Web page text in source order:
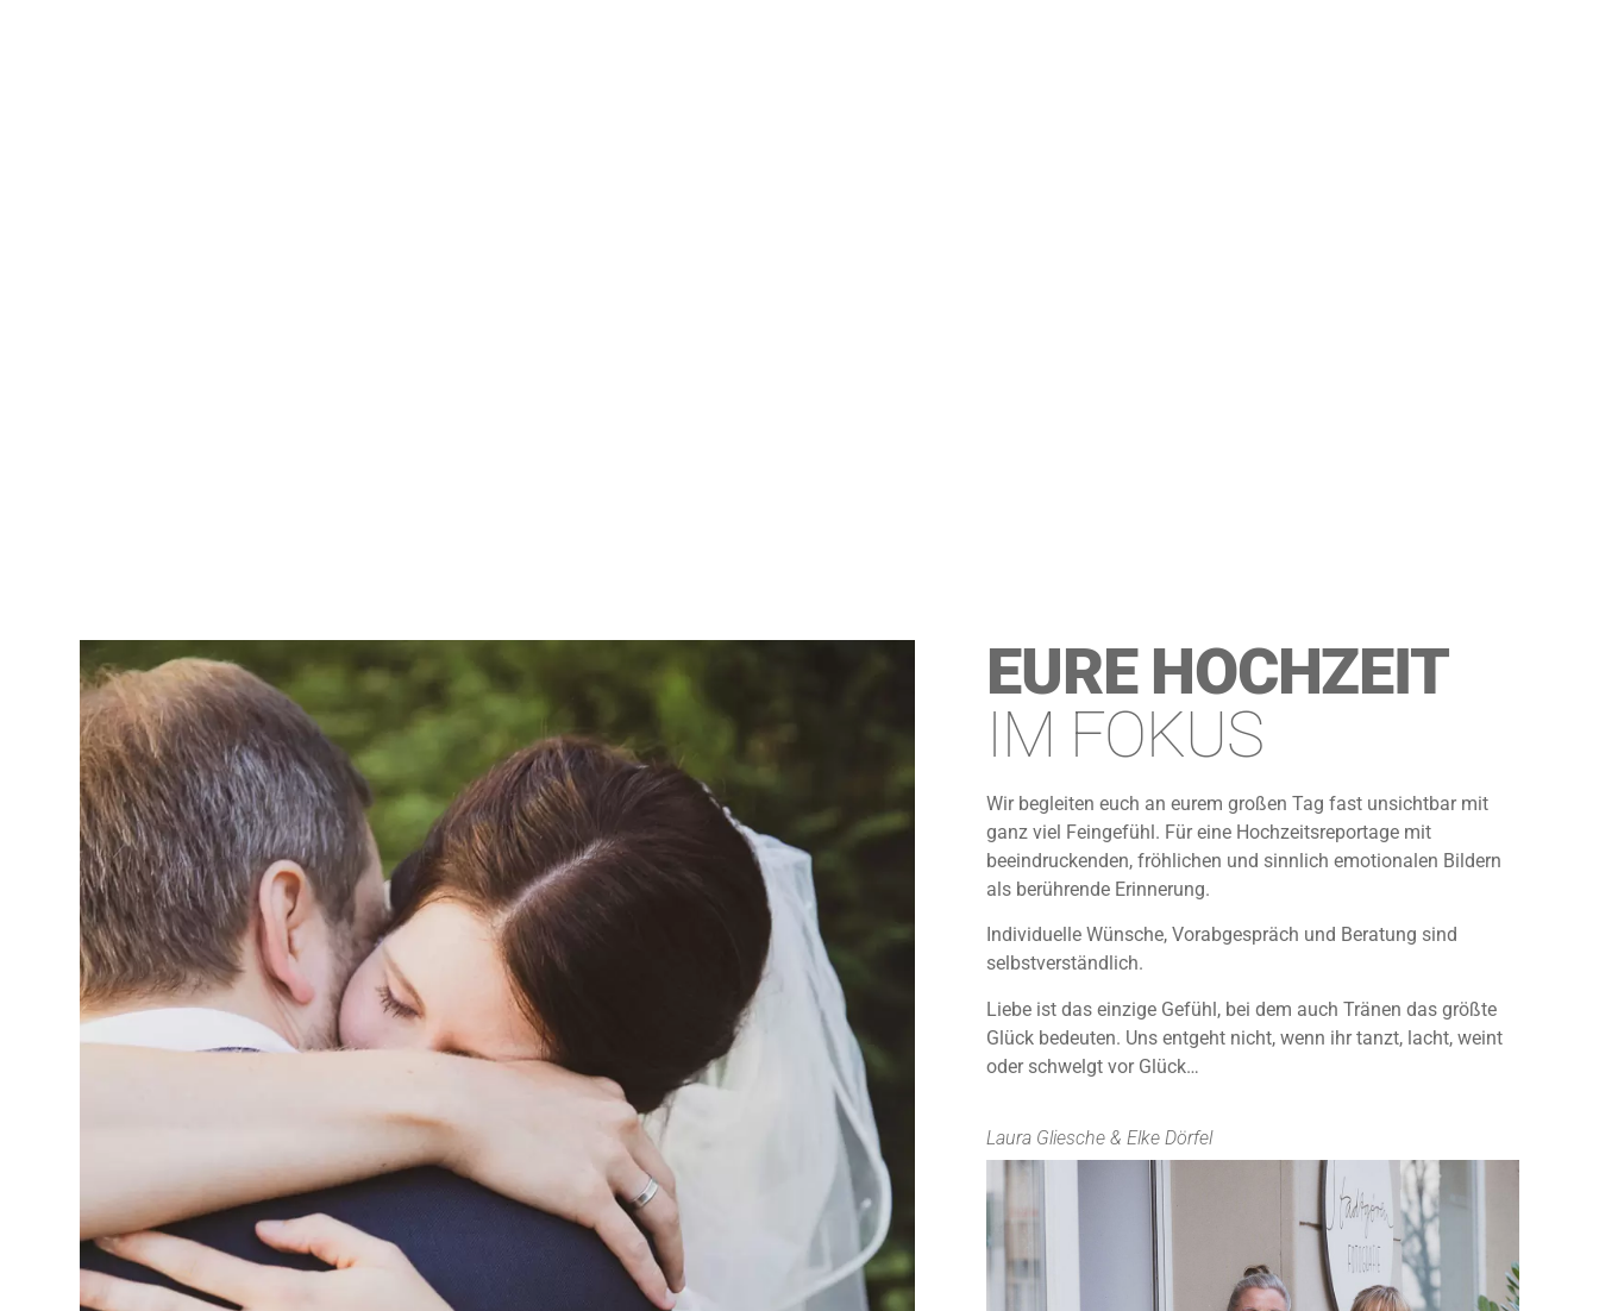
EURE HOCHZEIT
IM FOKUS
Wir begleiten euch an eurem großen Tag fast unsichtbar mit
ganz viel Feingefühl. Für eine Hochzeitsreportage mit
beeindruckenden, fröhlichen und sinnlich emotionalen Bildern
als berührende Erinnerung.
Individuelle Wünsche, Vorabgespräch und Beratung sind
selbstverständlich.
Liebe ist das einzige Gefühl, bei dem auch Tränen das größte
Glück bedeuten. Uns entgeht nicht, wenn ihr tanzt, lacht, weint
oder schwelgt vor Glück…
Laura Gliesche & Elke Dörfel